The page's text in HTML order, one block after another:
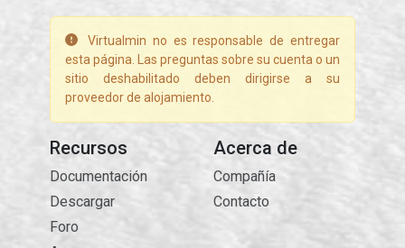
Virtualmin no es responsable de entregar
esta página. Las preguntas sobre su cuenta o un
sitio deshabilitado deben dirigirse a su
proveedor de alojamiento.
Recursos
Documentación
Descargar
Foro
Acerca de
Compañía
Contacto